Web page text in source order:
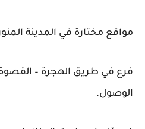
مواقع مختارة في المدينة
فرع في طريق الهجرة –
الوصول.